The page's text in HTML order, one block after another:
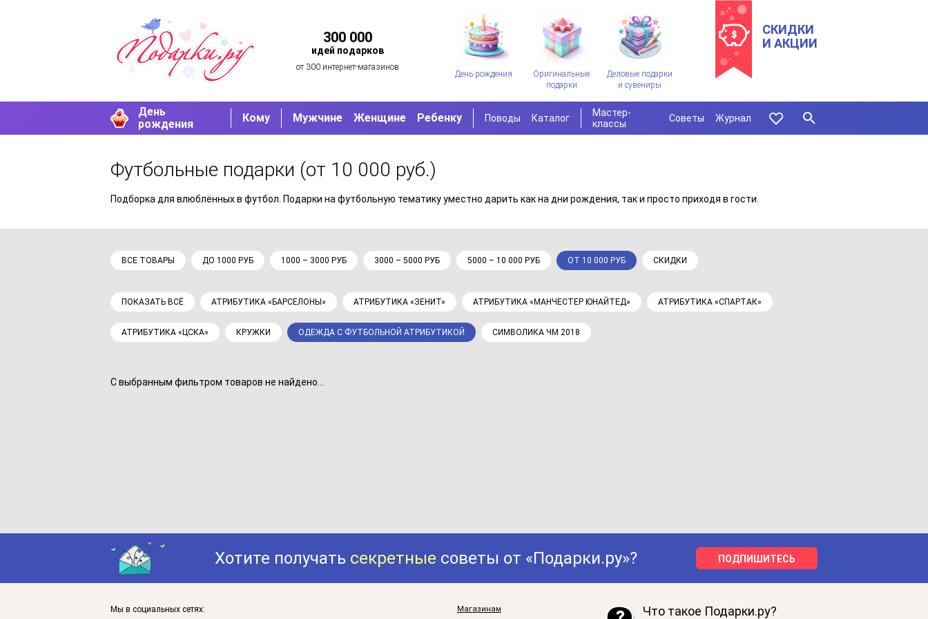
300 000
идей подарков
от 300 интернет-магазинов
День рождения
Оригинальные
подарки
Деловые подарки
и сувениры
СКИДКИ
И АКЦИИ
День
рождения
Кому Мужчине Женщине Ребенку Поводы Каталог
Мастер-
классы
Советы Журнал
Футбольные подарки (от 10 000 руб.)
Подборка для влюблённых в футбол. Подарки на футбольную тематику уместно дарить как на дни рождения, так и просто приходя в гости.
ВСЕ ТОВАРЫ ДО 1000 РУБ 1000 – 3000 РУБ 3000 – 5000 РУБ 5000 – 10 000 РУБ ОТ 10 000 РУБ СКИДКИ
ПОКАЗАТЬ ВСЁ АТРИБУТИКА «БАРСЕЛОНЫ» АТРИБУТИКА «ЗЕНИТ» АТРИБУТИКА «МАНЧЕСТЕР ЮНАЙТЕД» АТРИБУТИКА «СПАРТАК»
АТРИБУТИКА «ЦСКА» КРУЖКИ ОДЕЖДА С ФУТБОЛЬНОЙ АТРИБУТИКОЙ СИМВОЛИКА ЧМ 2018
С выбранным фильтром товаров не найдено...
Хотите получать секретные советы от «Подарки.ру»? ПОДПИШИТЕСЬ
Мы в социальных сетях: Магазинам Что такое Подарки.ру?